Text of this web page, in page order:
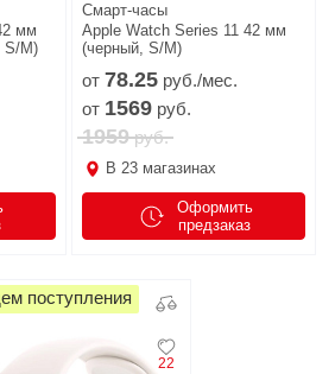
мм
S/M)
Смарт-часы
Apple Watch Series 11 42 мм
(черный, S/M)
от 78.25 руб./мес.
от 1569 руб.
1959руб.
В 23 магазинах
Оформить
предзаказ
22
поступления